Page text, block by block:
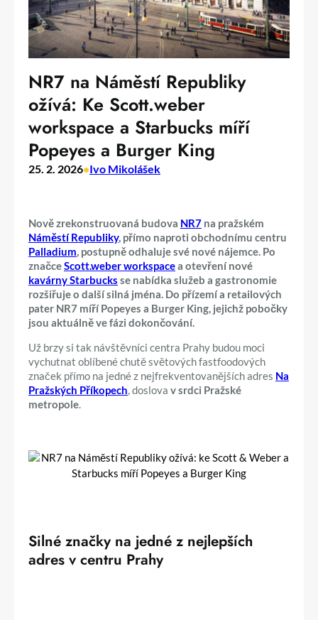
NR7 na Náměstí Republiky
ožívá: Ke Scott.weber
workspace a Starbucks míří
Popeyes a Burger King
25. 2. 2026•Ivo Mikolášek
Nově zrekonstruovaná budova NR7 na pražském
Náměstí Republiky, přímo naproti obchodnímu centru
Palladium, postupně odhaluje své nové nájemce. Po
značceScott.weber workspacea otevření nové
kavárny Starbucks se nabídka služeb a gastronomie
rozšiřuje o další silná jména. Do přízemí a retailových
pater NR7 míří Popeyes a Burger King, jejichž pobočky
jsou aktuálně ve fázi dokončování.
Už brzy si tak návštěvníci centra Prahy budou moci
vychutnat oblíbené chutě světových fastfoodových
značek přímo na jedné z nejfrekventovanějších adres Na
Pražských Příkopech, doslova v srdci Pražské
metropole.
Silné značky na jedné z nejlepších
adres v centru Prahy